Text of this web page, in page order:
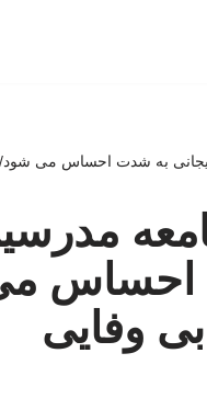
به شدت احساس می شود/
احساس
وفایی